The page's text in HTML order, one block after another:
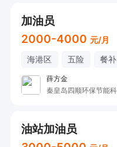
加油员
2000-4000 元/月
海港区 五险 餐补
薛方金
油站加油员